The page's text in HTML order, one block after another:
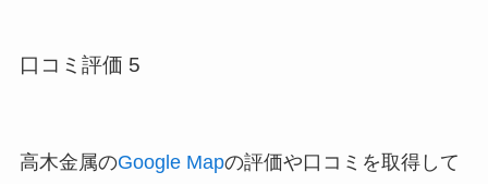
口コミ評価 5
高木金属のGoogle Mapの評価や口コミを取得して